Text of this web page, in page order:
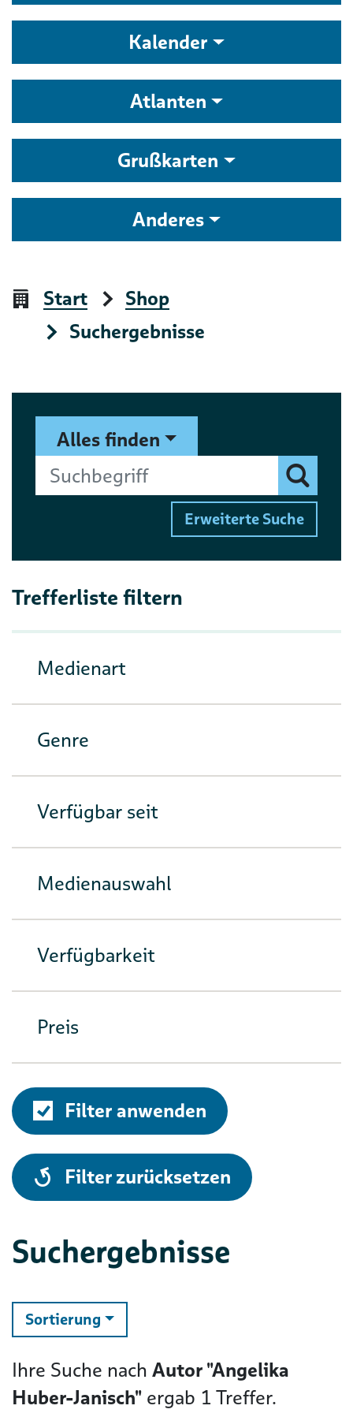
Kalender
Atlanten
Grußkarten
Anderes
Start
Shop
Suchergebnisse
Suchformular
Alles finden
Suchbegriff
Finden
Erweiterte Suche
Trefferliste filtern
Medienart
Genre
Verfügbar seit
Medienauswahl
Verfügbarkeit
Preis
Filter anwenden
alle
Filter zurücksetzen
Suchergebnisse
Sortierung ändern
Ihre Suche nach Autor "Angelika
Huber-Janisch" ergab 1 Treffer.